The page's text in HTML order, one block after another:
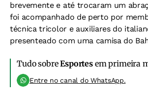
brevemente e até trocaram um
foi acompanhado de perto por
técnica tricolor e auxiliares do
presenteado com uma camisa do
Tudo sobreEsportesem primeira
Entre no canal do WhatsApp.